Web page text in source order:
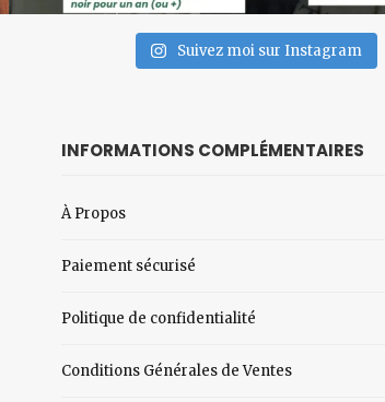
Suivez moi sur Instagram
INFORMATIONS COMPLÉMENTAIRES
À Propos
Paiement sécurisé
Politique de confidentialité
Conditions Générales de Ventes